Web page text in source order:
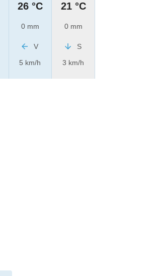
26 °C
0 mm
V
5 km/h
21 °C
0 mm
S
3 km/h